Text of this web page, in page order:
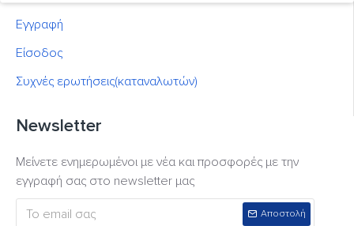
Εγγραφή
Είσοδος
Συχνές ερωτήσεις(καταναλωτών)
Newsletter
Μείνετε ενημερωμένοι με νέα και προσφορές με την
εγγραφή σας στο newsletter μας
Αποστολή